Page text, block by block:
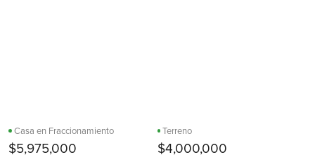
Casa en Fraccionamiento
$5,975,000
Terreno
$4,000,000